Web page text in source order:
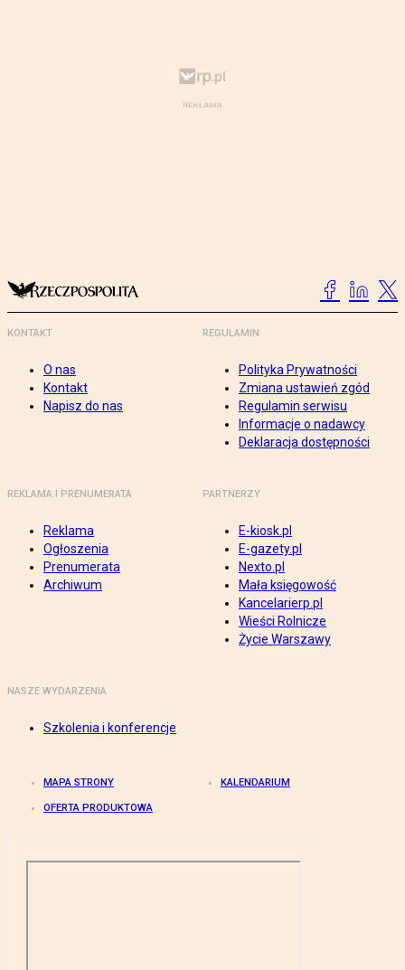
KONTAKT
O nas
Kontakt
Napisz do nas
REGULAMIN
Polityka Prywatności
Zmiana ustawień zgód
Regulamin serwisu
Informacje o nadawcy
Deklaracja dostępności
REKLAMA I PRENUMERATA
Reklama
Ogłoszenia
Prenumerata
Archiwum
PARTNERZY
E-kiosk.pl
E-gazety.pl
Nexto.pl
Mała księgowość
Kancelarierp.pl
Wieści Rolnicze
Życie Warszawy
NASZE WYDARZENIA
Szkolenia i konferencje
MAPA STRONY KALENDARIUM
OFERTA PRODUKTOWA